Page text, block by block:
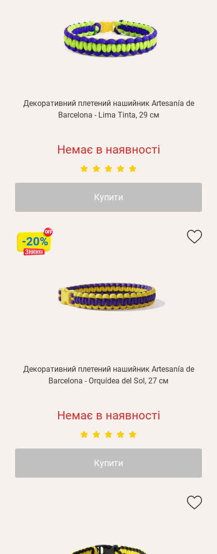
Декоративний плетений нашийник Artesanía de
Barcelona - Lima Tinta, 29 см
Немає в наявності
Купити
-20%
Декоративний плетений нашийник Artesanía de
Barcelona - Orquídea del Sol, 27 см
Немає в наявності
Купити